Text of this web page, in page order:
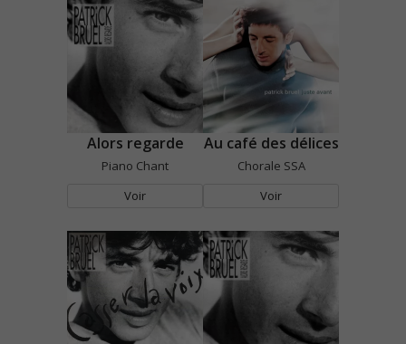
Alors regarde
Piano Chant
Voir
Au café des délices
Chorale SSA
Voir